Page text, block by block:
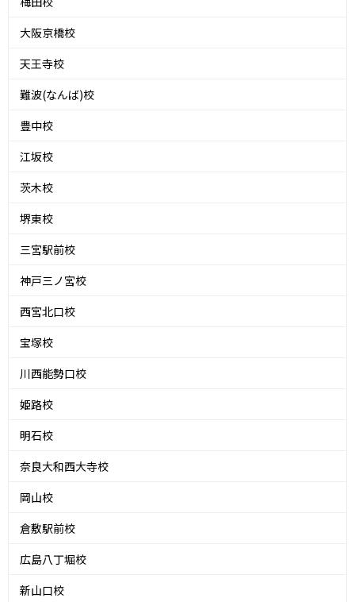
大阪京橋校
天王寺校
難波(なんば)校
豊中校
江坂校
茨木校
堺東校
三宮駅前校
神戸三ノ宮校
西宮北口校
宝塚校
川西能勢口校
姫路校
明石校
奈良大和西大寺校
岡山校
倉敷駅前校
広島八丁堀校
新山口校